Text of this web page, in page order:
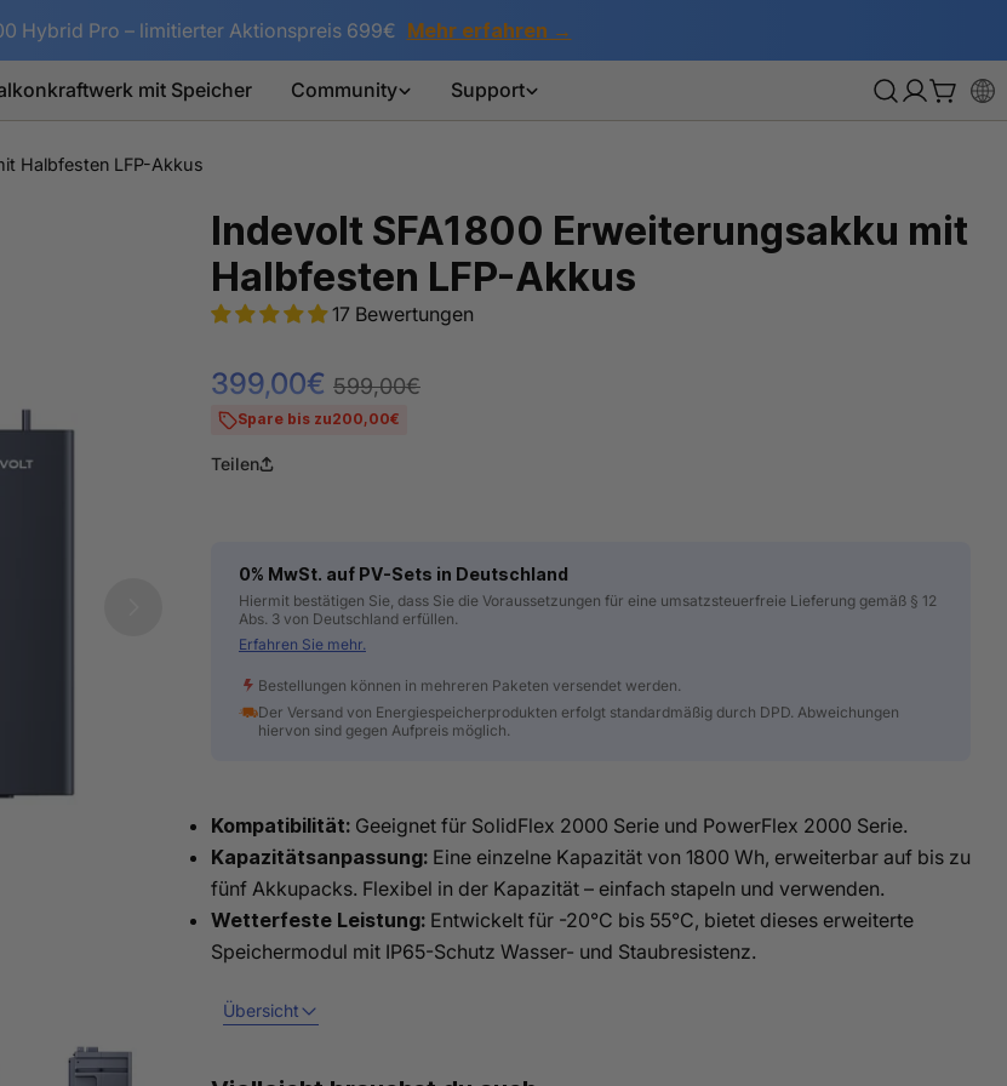
Hybrid Pro – limitierter Aktionspreis 699€ Mehr erfahren →
mit Speicher Community Support
Wagen
Halbfesten LFP-Akkus
Öffnen Sie das Medium 1 im Modalmodus
Indevolt SFA1800 Erweiterungsakku mit
Halbfesten LFP-Akkus
17 Bewertungen
Verkaufspreis
399,00€ Regulärer
Preis
599,00€
Spare bis zu200,00€
Teilen
0% MwSt. auf PV-Sets in Deutschland
Hiermit bestätigen Sie, dass Sie die Voraussetzungen für eine umsatzsteuerfreie Lieferung gemäß § 12
Abs. 3 von Deutschland erfüllen.
Erfahren Sie mehr.
0% MwSt. bei Lieferungen nach Deutschland
Bestellungen können in mehreren Paketen versendet werden.
Der Versand von Energiespeicherprodukten erfolgt standardmäßig durch DPD. Abweichungen
hiervon sind gegen Aufpreis möglich.
Kompatibilität: Geeignet für SolidFlex 2000 Serie und PowerFlex 2000 Serie.
Kapazitätsanpassung: Eine einzelne Kapazität von 1800 Wh, erweiterbar auf bis zu
fünf Akkupacks. Flexibel in der Kapazität – einfach stapeln und verwenden.
Wetterfeste Leistung: Entwickelt für -20°C bis 55°C, bietet dieses erweiterte
Speichermodul mit IP65-Schutz Wasser- und Staubresistenz.
Übersicht